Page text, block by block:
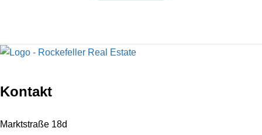
Kontakt
Marktstraße 18d